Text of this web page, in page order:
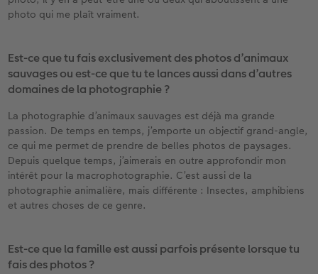
photo qui me plaît vraiment.
Est-ce que tu fais exclusivement des photos d’animaux
sauvages ou est-ce que tu te lances aussi dans d’autres
domaines de la photographie ?
La photographie d’animaux sauvages est déjà ma grande
passion. De temps en temps, j’emporte un objectif grand-angle,
ce qui me permet de prendre de belles photos de paysages.
Depuis quelque temps, j’aimerais en outre approfondir mon
intérêt pour la macrophotographie. C’est aussi de la
photographie animalière, mais différente : Insectes, amphibiens
et autres choses de ce genre.
Est-ce que la famille est aussi parfois présente lorsque tu
fais des photos ?